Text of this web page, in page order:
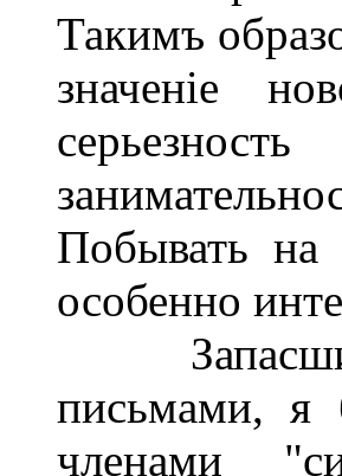
Такимъ
значеніе
Побывать на
особенно
письмами, я
членами